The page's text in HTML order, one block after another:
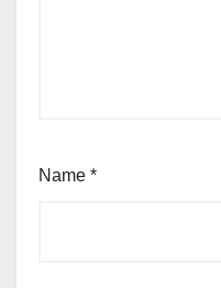
Name *